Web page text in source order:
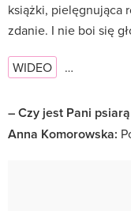
książki, pielęgnująca
zdanie. I nie boi się
WIDEO …
– Czy jest Pani
Anna Komorowska: